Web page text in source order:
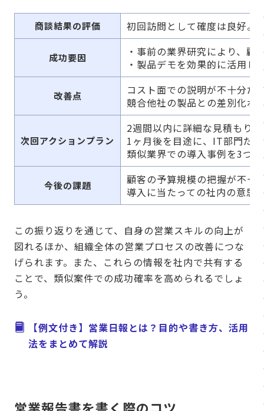
商談結果の評価 初回訪問として確度は良好。
成功要因
・事前の業界研究により、顧
・製品デモを効果的に活用
改善点
コスト面での説明が不十分だ
競合他社の製品との差別化ポ
次回アクションプラン
2週間以内に詳細な見積もり
1ヶ月後を目途に、IT部門だ
類似業界での導入事例を3つ
今後の課題
顧客の予算規模の把握が不十
導入に当たっての社内の意思
この振り返りを通じて、自身の営業スキルの向上が
図れるほか、組織全体の営業プロセスの改善につな
げられます。また、これらの情報を社内で共有する
ことで、類似案件での成功確率を高められるでしょ
う。
【例文付き】営業日報とは？目的や書き方、活用
法をまとめて解説